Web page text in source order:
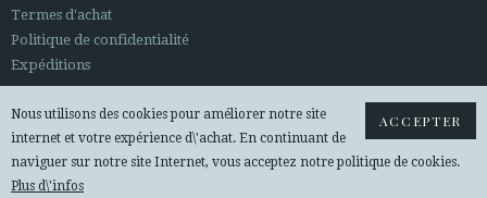
Termes d'achat
Politique de confidentialité
Expéditions
Sitemap
Changements et remboursements
ACCEPTER
Nous utilisons des cookies pour améliorer notre site
internet et votre expérience d\'achat. En continuant de
naviguer sur notre site Internet, vous acceptez notre politique de cookies.
Plus d\'infos